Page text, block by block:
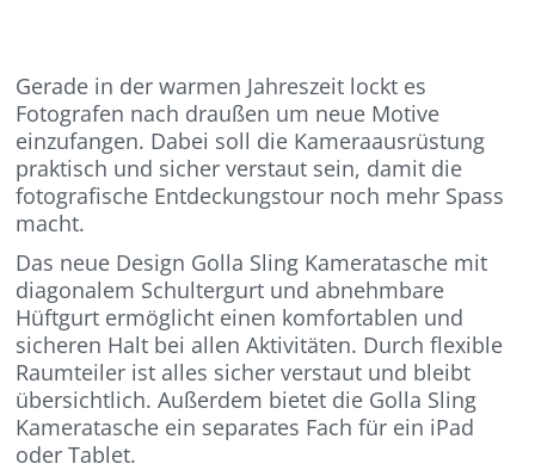
Gerade in der warmen Jahreszeit lockt es
Fotografen nach draußen um neue Motive
einzufangen. Dabei soll die Kameraausrüstung
praktisch und sicher verstaut sein, damit die
fotografische Entdeckungstour noch mehr Spass
macht.
Das neue Design Golla Sling Kameratasche mit
diagonalem Schultergurt und abnehmbare
Hüftgurt ermöglicht einen komfortablen und
sicheren Halt bei allen Aktivitäten. Durch flexible
Raumteiler ist alles sicher verstaut und bleibt
übersichtlich. Außerdem bietet die Golla Sling
Kameratasche ein separates Fach für ein iPad
oder Tablet.